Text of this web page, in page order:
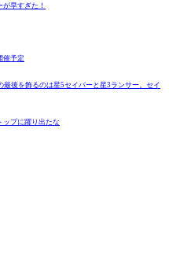
早すぎた！
催予定
後を飾るのは星5セイバーと星3ランサー。セイ
ップに躍り出たな